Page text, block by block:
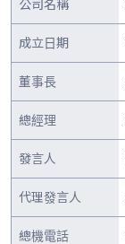
公司名稱
成立日期
董事長
總經理
發言人
代理發言人
總機電話